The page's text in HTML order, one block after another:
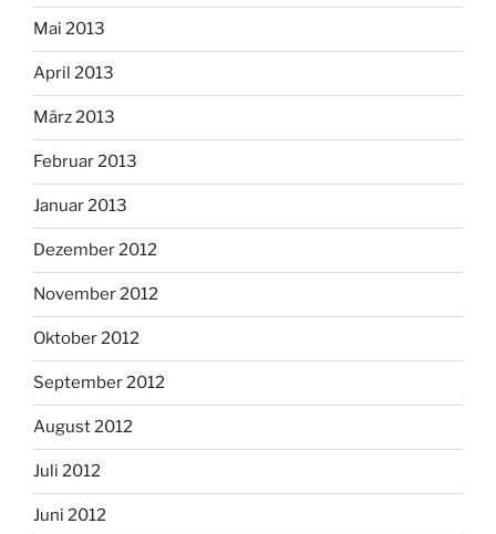
Mai 2013
April 2013
März 2013
Februar 2013
Januar 2013
Dezember 2012
November 2012
Oktober 2012
September 2012
August 2012
Juli 2012
Juni 2012